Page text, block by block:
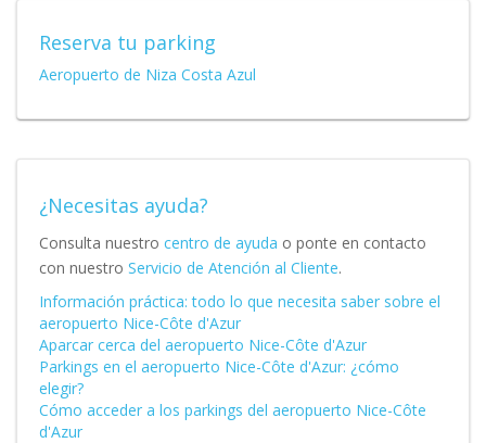
Reserva tu parking
Aeropuerto de Niza Costa Azul
¿Necesitas ayuda?
Consulta nuestro centro de ayuda o ponte en contacto
con nuestro Servicio de Atención al Cliente.
Información práctica: todo lo que necesita saber sobre el
aeropuerto Nice-Côte d'Azur
Aparcar cerca del aeropuerto Nice-Côte d'Azur
Parkings en el aeropuerto Nice-Côte d'Azur: ¿cómo
elegir?
Cómo acceder a los parkings del aeropuerto Nice-Côte
d'Azur